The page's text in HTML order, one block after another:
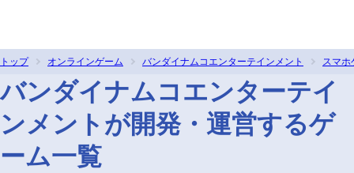
トップ オンラインゲーム バンダイナムコエンターテインメント スマホ
バンダイナムコエンターテイ
ンメントが開発・運営するゲ
ーム一覧